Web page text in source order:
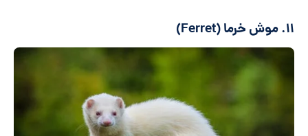
۱۱. موش خرما (Ferret)